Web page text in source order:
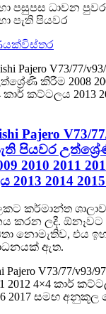
පසුපස ධාවන
පැති පියවර
විස්තර
Pajero V73/
පියවර
2010 2011
2014 2015
කර්මාන්ත
කරන ලදී. ඕනෑවට
නොමැතිව, එය
ඇත.
Pajero V73/77/v93/
2012 4×4 කාර්
2017 සමඟ අනුකූල